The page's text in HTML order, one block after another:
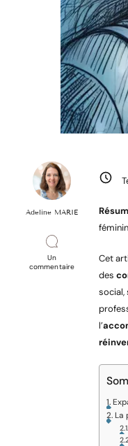
Adeline MARIE
Un
commentairesur
Retrouver
confiance
conjointe
Cet
des
social,
l’
La